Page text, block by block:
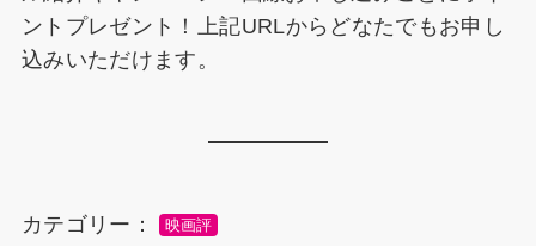
ントプレゼント！上記URLからどなたでもお申し
込みいただけます。
カテゴリー： 映画評